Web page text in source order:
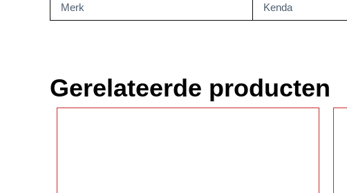
Merk Kenda
Gerelateerde producten